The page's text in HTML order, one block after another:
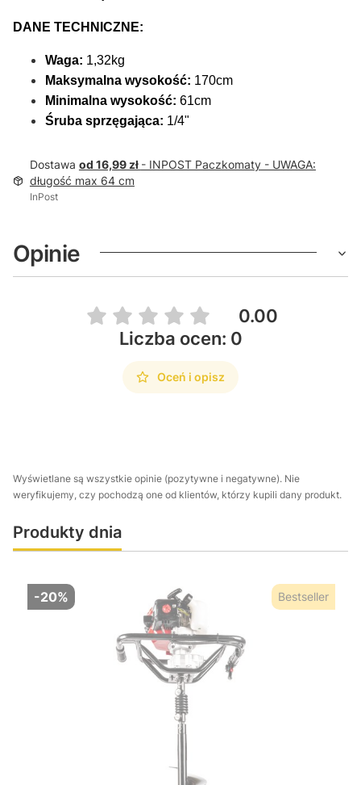
DANE TECHNICZNE:
Waga: 1,32kg
Maksymalna wysokość: 170cm
Minimalna wysokość: 61cm
Śruba sprzęgająca: 1/4"
Dostawa od 16,99 zł - INPOST Paczkomaty - UWAGA:
długość max 64 cm
InPost
Opinie
0.00
Liczba ocen: 0
Oceń i opisz
Wyświetlane są wszystkie opinie (pozytywne i negatywne). Nie
weryfikujemy, czy pochodzą one od klientów, którzy kupili dany produkt.
Produkty dnia
-20% Bestseller